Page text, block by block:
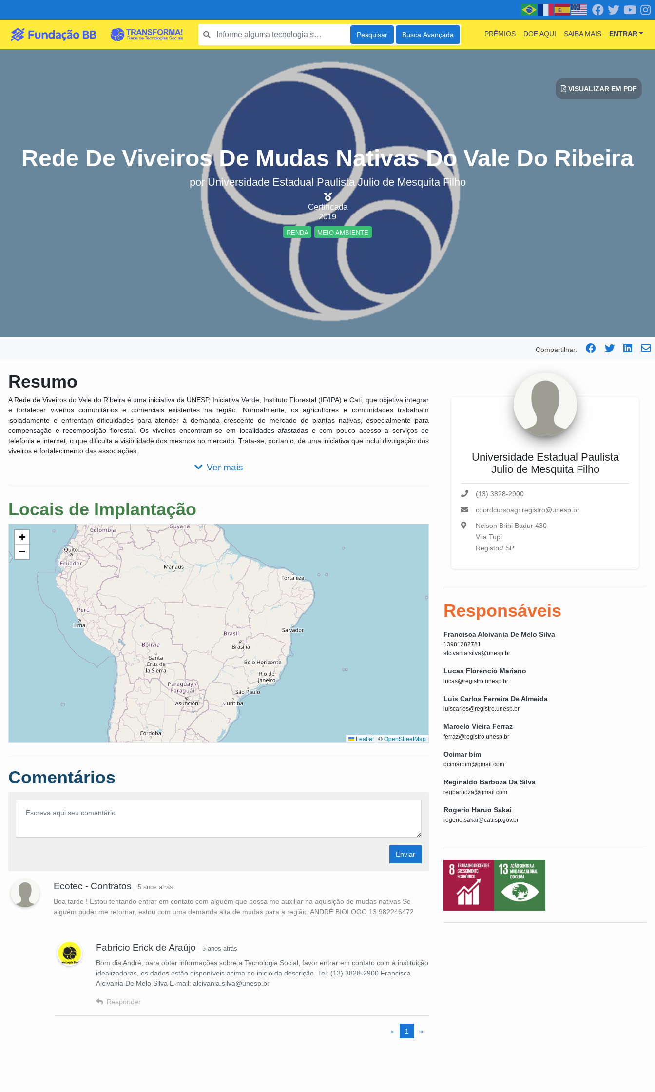
Pesquisar Busca Avançada PRÊMIOS DOE AQUI SAIBA MAIS ENTRAR
Rede De Viveiros De Mudas Nativas Do Vale Do Ribeira
porUniversidade Estadual Paulista Julio de Mesquita Filho
Certificada
2019
RENDA MEIO AMBIENTE
VISUALIZAR EM PDF
Compartilhar:
Resumo
A Rede de Viveiros do Vale do Ribeira é uma iniciativa da UNESP, Iniciativa Verde, Instituto Florestal (IF/IPA) e Cati, que objetiva integrar
e fortalecer viveiros comunitários e comerciais existentes na região. Normalmente, os agricultores e comunidades trabalham
isoladamente e enfrentam dificuldades para atender à demanda crescente do mercado de plantas nativas, especialmente para
compensação e recomposição florestal. Os viveiros encontram-se em localidades afastadas e com pouco acesso a serviços de
telefonia e internet, o que dificulta a visibilidade dos mesmos no mercado. Trata-se, portanto, de uma iniciativa que inclui divulgação dos
viveiros e fortalecimento das associações.
Ver mais
Locais de Implantação
+
−
Leaflet | ©OpenStreetMap
Comentários
Enviar
Ecotec - Contratos 5 anos atrás
Boa tarde ! Estou tentando entrar em contato com alguém que possa me auxiliar na aquisição de mudas nativas Se
alguém puder me retornar, estou com uma demanda alta de mudas para a região. ANDRÉ BIOLOGO 13 982246472
Fabrício Erick de Araújo 5 anos atrás
Bom dia André, para obter informações sobre a Tecnologia Social, favor entrar em contato com a instituição
idealizadoras, os dados estão disponíveis acima no inicio da descrição. Tel: (13) 3828-2900 Francisca
Alcivania De Melo Silva E-mail: alcivania.silva@unesp.br
Responder
« 1 »
Universidade Estadual Paulista
Julio de Mesquita Filho
(13) 3828-2900
coordcursoagr.registro@unesp.br
Nelson Brihi Badur 430
Vila Tupi
Registro/ SP
Responsáveis
Francisca Alcivania De Melo Silva
13981282781
alcivania.silva@unesp.br
Lucas Florencio Mariano
lucas@registro.unesp.br
Luis Carlos Ferreira De Almeida
luiscarlos@registro.unesp.br
Marcelo Vieira Ferraz
ferraz@registro.unesp.br
Ocimar bim
ocimarbim@gmail.com
Reginaldo Barboza Da Silva
regbarboza@gmail.com
Rogerio Haruo Sakai
rogerio.sakai@cati.sp.gov.br